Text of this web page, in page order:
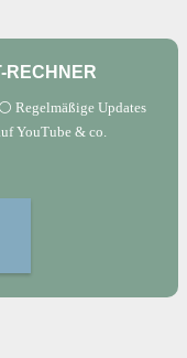
RECHNER
Regelmäßige Updates
YouTube & co.